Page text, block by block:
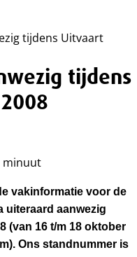
tijdens Uitvaart
tijdens
minuut
vakinformatie voor de
uiteraard aanwezig
(van 16 t/m 18 oktober
Ons standnummer is